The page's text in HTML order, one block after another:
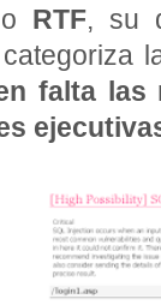
o RTF, su
falta las